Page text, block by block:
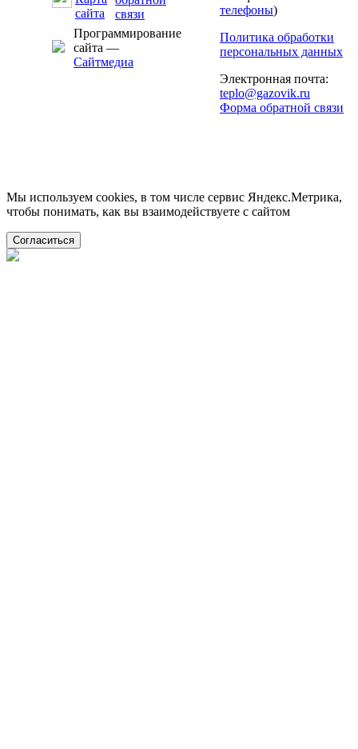
Программирование
сайта —
Сайтмедиа
телефоны)
Политика обработки
персональных данных
Электронная почта:
teplo@gazovik.ru
Форма обратной связи
Мы используем cookies, в том числе сервис Яндекс.Метрика,
чтобы понимать, как вы взаимодействуете с сайтом
Согласиться